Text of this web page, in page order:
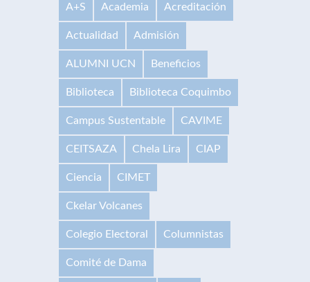
A+S Academia Acreditación
Actualidad Admisión
ALUMNI UCN Beneficios
Biblioteca Biblioteca Coquimbo
Campus Sustentable CAVIME
CEITSAZA Chela Lira CIAP
Ciencia CIMET
Ckelar Volcanes
Colegio Electoral Columnistas
Comité de Dama